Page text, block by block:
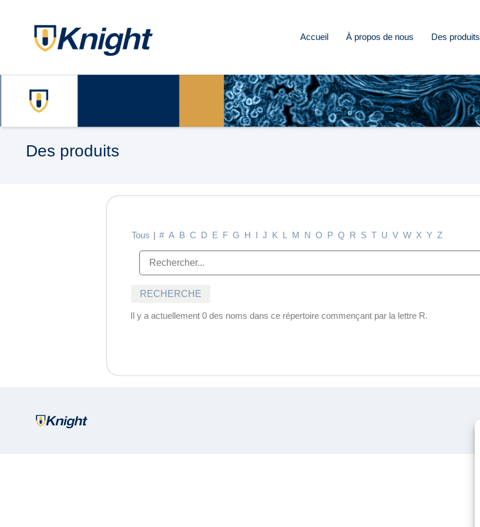
Accueil À propos de nous Des produits
Des produits
Tous | # A B C D E F G H I J K L M N O P Q R S T U V W X Y Z
Il y a actuellement 0 des noms dans ce répertoire commençant par la lettre R.